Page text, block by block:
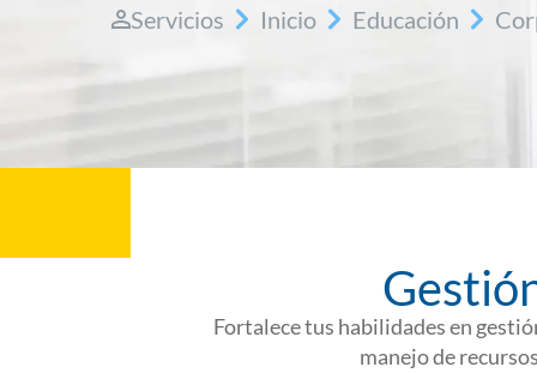
Servicios Inicio Educación
Fortalece tus habilidades en
manejo de